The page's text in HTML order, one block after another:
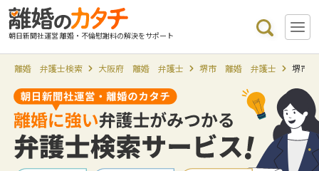
朝日新聞社運営 離婚・不倫慰謝料の解決をサポート
離婚 弁護士検索 大阪府 離婚 弁護士 堺市 離婚 弁護士 堺市